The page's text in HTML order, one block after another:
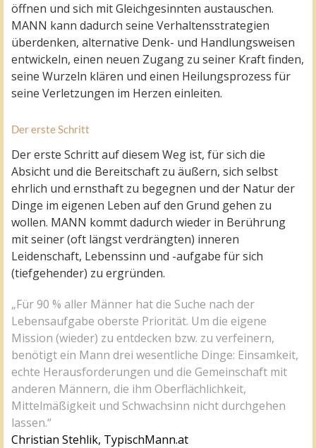
öffnen und sich mit Gleichgesinnten austauschen.
MANN kann dadurch seine Verhaltensstrategien
überdenken, alternative Denk- und Handlungsweisen
entwickeln, einen neuen Zugang zu seiner Kraft finden,
seine Wurzeln klären und einen Heilungsprozess für
seine Verletzungen im Herzen einleiten.
Der erste Schritt
Der erste Schritt auf diesem Weg ist, für sich die
Absicht und die Bereitschaft zu äußern, sich selbst
ehrlich und ernsthaft zu begegnen und der Natur der
Dinge im eigenen Leben auf den Grund gehen zu
wollen. MANN kommt dadurch wieder in Berührung
mit seiner (oft längst verdrängten) inneren
Leidenschaft, Lebenssinn und -aufgabe für sich
(tiefgehender) zu ergründen.
„Für 90 % aller Männer hat die Suche nach der
Lebensaufgabe oberste Priorität. Um die eigene
Mission (wieder) zu entdecken bzw. zu verfeinern,
benötigt ein Mann drei wesentliche Dinge: Einsamkeit,
echte Herausforderungen und die Gemeinschaft mit
anderen Männern, die ihm Oberflächlichkeit,
Mittelmäßigkeit und Schwachsinn nicht durchgehen
lassen.“
Christian Stehlik, TypischMann.at